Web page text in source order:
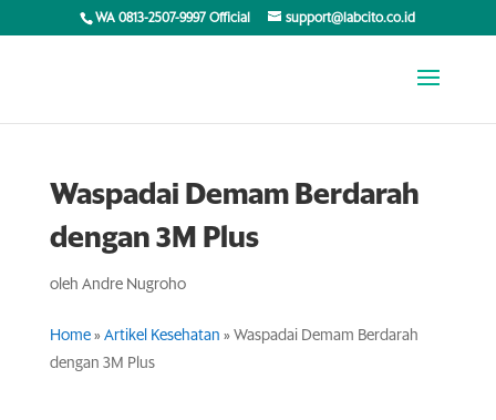
WA 0813-2507-9997 Official support@labcito.co.id
Waspadai Demam Berdarah
dengan 3M Plus
oleh Andre Nugroho
Home» Artikel Kesehatan » Waspadai Demam Berdarah
dengan 3M Plus